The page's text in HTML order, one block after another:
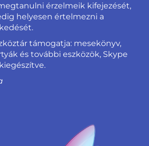
érzelmeik kifejezését,
helyesen értelmezni a
támogatja: mesekönyv,
és további eszközök, Skype